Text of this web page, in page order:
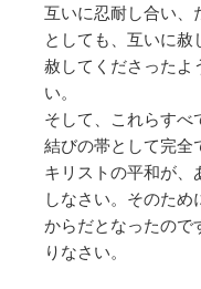
互いに忍耐し合い、
としても、互いに
赦してくださったよ
い。
そして、これらすべ
結びの帯として完全
キリストの平和が、
しなさい。そのた
からだとなったので
りなさい。